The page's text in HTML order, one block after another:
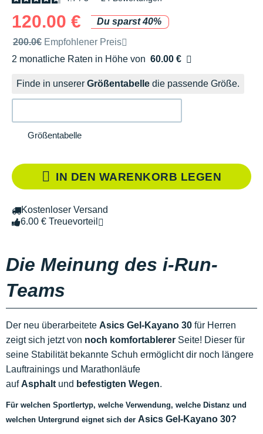
120.00 €
Du sparst 40%
Unverbindliche Preisempfehlung der Marke
200.0€ Empfohlener Preis
2 monatliche Raten in Höhe von 60.00 €
Ohne Zusatzkosten
Finde in unserer Größentabelle die passende Größe.
Größentabelle
IN DEN WARENKORB LEGEN
Kostenloser Versand
6.00 € Treuevorteil
Die Meinung des i-Run-
Teams
Der neu überarbeitete Asics Gel-Kayano 30 für Herren
zeigt sich jetzt von noch komfortablerer Seite! Dieser für
seine Stabilität bekannte Schuh ermöglicht dir noch längere
Lauftrainings und Marathonläufe
auf Asphalt und befestigten Wegen.
Für welchen Sportlertyp, welche Verwendung, welche Distanz und
welchen Untergrund eignet sich der Asics Gel-Kayano 30?